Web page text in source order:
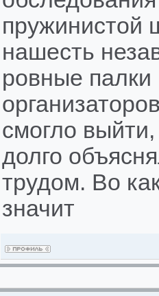
пружинистой
нашесть
ровные
смогло
долго
трудом. Во
значит